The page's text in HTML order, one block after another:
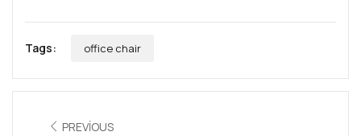
Tags: office chair
PREVIOUS